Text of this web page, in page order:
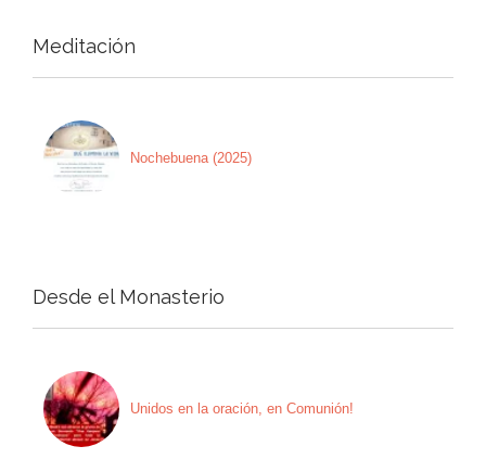
Meditación
Nochebuena (2025)
Desde el Monasterio
Unidos en la oración, en Comunión!